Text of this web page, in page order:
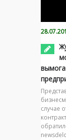
случае